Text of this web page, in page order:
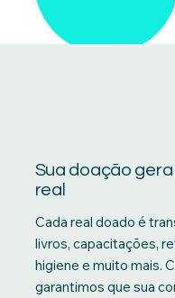
Sua doação
real
Cada real doado é
livros, capacitações,
higiene e muito mais.
garantimos que sua